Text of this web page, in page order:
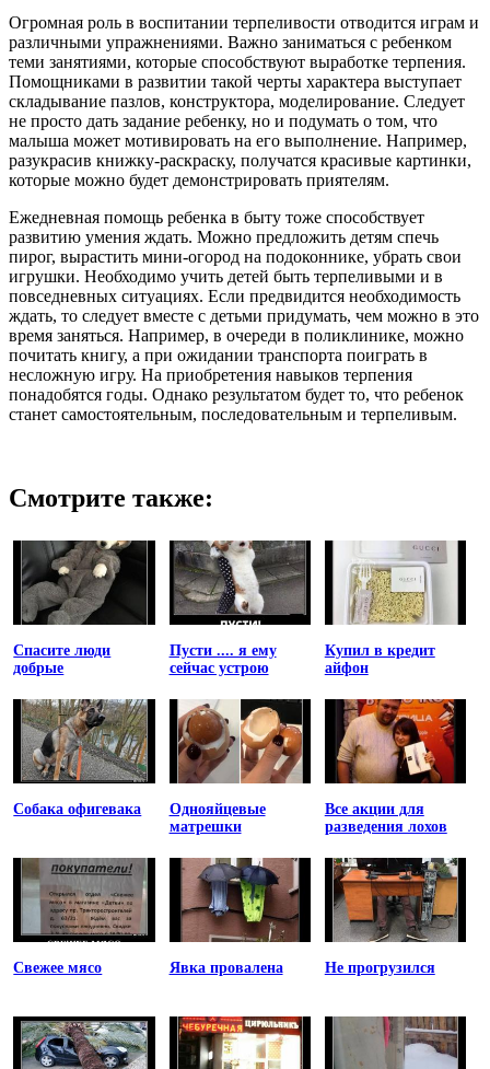
Огромная роль в воспитании терпеливости отводится играм и
различными упражнениями. Важно заниматься с ребенком
теми занятиями, которые способствуют выработке терпения.
Помощниками в развитии такой черты характера выступает
складывание пазлов, конструктора, моделирование. Следует
не просто дать задание ребенку, но и подумать о том, что
малыша может мотивировать на его выполнение. Например,
разукрасив книжку-раскраску, получатся красивые картинки,
которые можно будет демонстрировать приятелям.
Ежедневная помощь ребенка в быту тоже способствует
развитию умения ждать. Можно предложить детям спечь
пирог, вырастить мини-огород на подоконнике, убрать свои
игрушки. Необходимо учить детей быть терпеливыми и в
повседневных ситуациях. Если предвидится необходимость
ждать, то следует вместе с детьми придумать, чем можно в это
время заняться. Например, в очереди в поликлинике, можно
почитать книгу, а при ожидании транспорта поиграть в
несложную игру. На приобретения навыков терпения
понадобятся годы. Однако результатом будет то, что ребенок
станет самостоятельным, последовательным и терпеливым.
Смотрите также:
Спасите люди
добрые
Пусти .... я ему
сейчас устрою
Купил в кредит
айфон
Собака офигевака
Однояйцевые
матрешки
Все акции для
разведения лохов
Свежее мясо Явка провалена Не прогрузился